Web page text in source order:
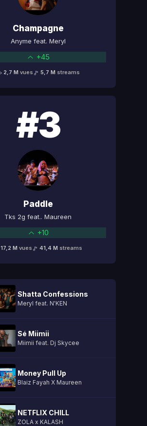
Champagne
Anyme feat. Meryl
+45
2,7 M vues 5,7 M streams
#3
Paddle
Tks 2g feat.. Maureen
+10
17,2 M vues 41,4 M streams
Shatta Confessions
Meryl feat. N'KEN
Sé Miimii
Miimii feat. Dj Skycee
Money Pull Up
Blaiz Fayah X Maureen
NETFLIX CHILL
ZOLA x KALASH